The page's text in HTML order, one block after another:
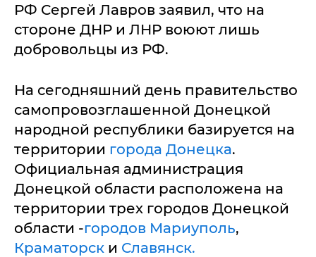
РФ Сергей Лавров заявил, что на
стороне ДНР и ЛНР воюют лишь
добровольцы из РФ.
На сегодняшний день правительство
самопровозглашенной Донецкой
народной республики базируется на
территории города Донецка.
Официальная администрация
Донецкой области расположена на
территории трех городов Донецкой
области -городов Мариуполь,
Краматорск и Славянск.